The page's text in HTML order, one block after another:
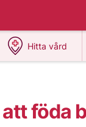
Hitta vård
på 1177.se
föda